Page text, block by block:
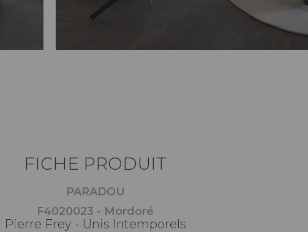
FICHE PRODUIT
PARADOU
F4020023 - Mordoré
Pierre Frey - Unis Intemporels